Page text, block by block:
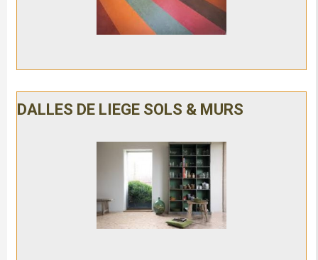
DALLES DE LIEGE SOLS & MURS